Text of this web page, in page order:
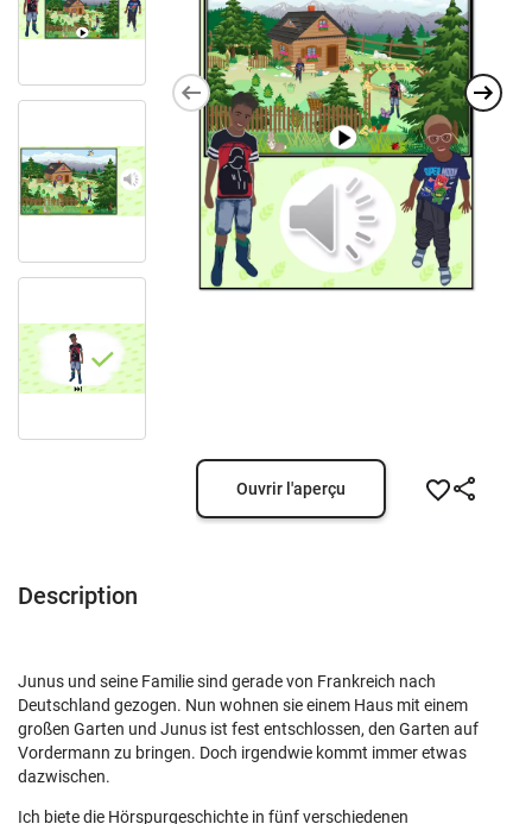
Ouvrir l'aperçu
Description
Junus und seine Familie sind gerade von Frankreich nach
Deutschland gezogen. Nun wohnen sie einem Haus mit einem
großen Garten und Junus ist fest entschlossen, den Garten auf
Vordermann zu bringen. Doch irgendwie kommt immer etwas
dazwischen.
Ich biete die Hörspurgeschichte in fünf verschiedenen